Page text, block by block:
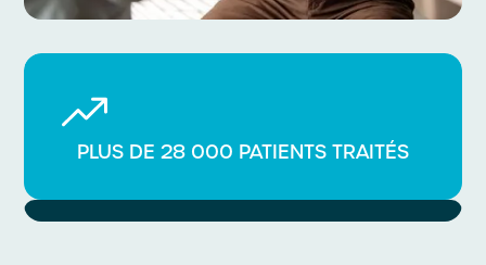
PLUS DE 28 000 PATIENTS TRAITÉS